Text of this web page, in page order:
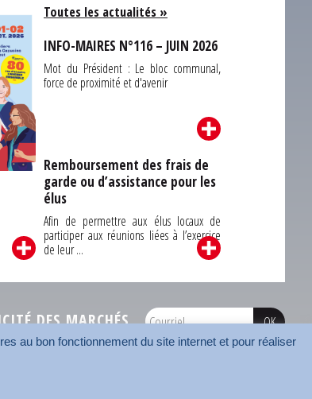
Toutes les actualités »
INFO-MAIRES N°116 – JUIN 2026
Mot du Président : Le bloc communal,
force de proximité et d'avenir
Remboursement des frais de
garde ou d’assistance pour les
élus
Afin de permettre aux élus locaux de
participer aux réunions liées à l’exercice
de leur ...
DES MARCHÉS
au bon fonctionnement du site internet et pour réaliser